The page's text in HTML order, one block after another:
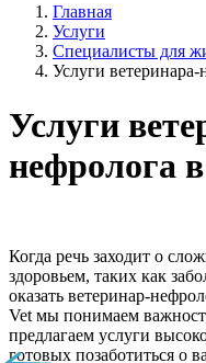
Главная
Услуги
Специалисты для
Услуги
Услуги
нефролога
Когда речь заходит о
здоровьем, таких как
оказать ветеринар-
Vet мы понимаем
предлагаем услуги
готовых позаботиться о